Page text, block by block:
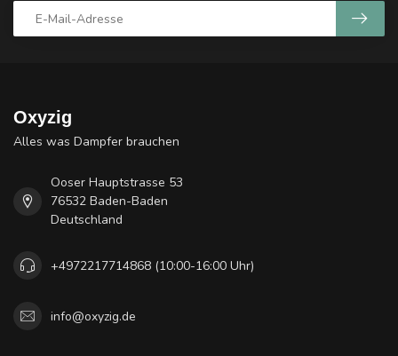
Oxyzig
Alles was Dampfer brauchen
Ooser Hauptstrasse 53
76532 Baden-Baden
Deutschland
+4972217714868 (10:00-16:00 Uhr)
info@oxyzig.de